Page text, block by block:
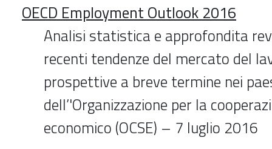
OECD Employment Outlook 2016
Analisi statistica e approfondita
recenti tendenze del mercato del
prospettive a breve termine nei
dell’'Organizzazione per la
economico (OCSE) – 7 luglio 2016